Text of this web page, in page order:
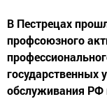
В Пестрецах
профсоюзного
государственных
обслуживания РФ